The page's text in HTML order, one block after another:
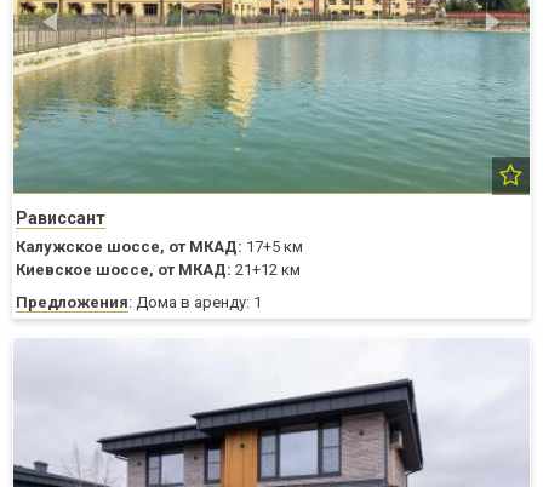
Рависсант
Калужское шоссе, от МКАД: 17+5 км
Киевское шоссе, от МКАД: 21+12 км
Предложения: Дома в аренду: 1